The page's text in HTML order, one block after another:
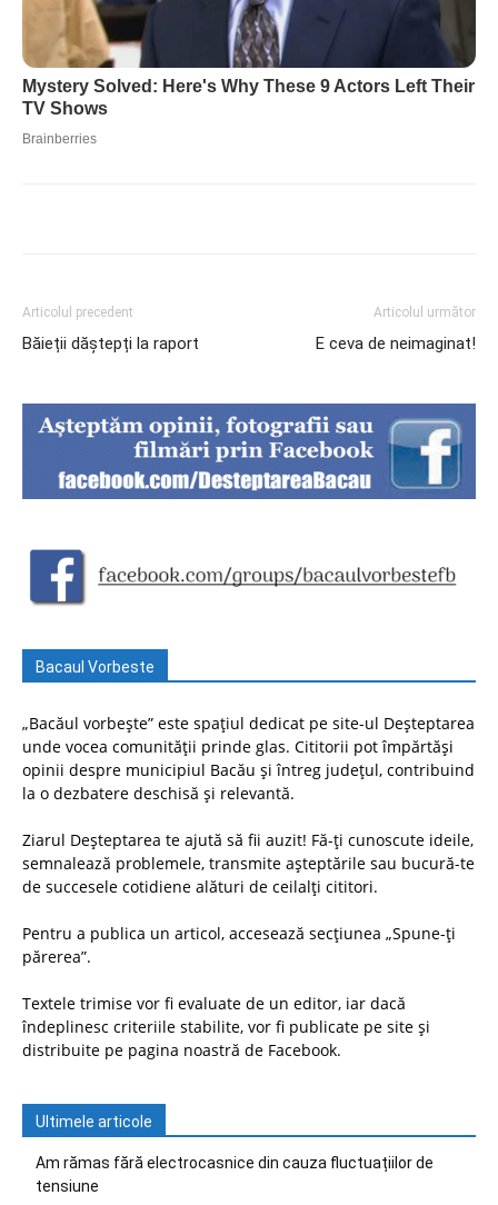
Articolul precedent
Băieții dăștepți la raport
Articolul următor
E ceva de neimaginat!
Bacaul Vorbeste
„Bacăul vorbește” este spațiul dedicat pe site-ul Deșteptarea
unde vocea comunității prinde glas. Cititorii pot împărtăși
opinii despre municipiul Bacău și întreg județul, contribuind
la o dezbatere deschisă și relevantă.
Ziarul Deșteptarea te ajută să fii auzit! Fă-ți cunoscute ideile,
semnalează problemele, transmite așteptările sau bucură-te
de succesele cotidiene alături de ceilalți cititori.
Pentru a publica un articol, accesează secțiunea „Spune-ți
părerea”.
Textele trimise vor fi evaluate de un editor, iar dacă
îndeplinesc criteriile stabilite, vor fi publicate pe site și
distribuite pe pagina noastră de Facebook.
Ultimele articole
Am rămas fără electrocasnice din cauza fluctuațiilor de
tensiune